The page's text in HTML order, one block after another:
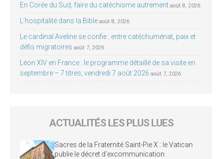
En Corée du Sud, faire du catéchisme autrement août 8, 2026
L’hospitalité dans la Bible août 8, 2026
Le cardinal Aveline se confie : entre catéchuménat, paix et
défis migratoires août 7, 2026
Léon XIV en France : le programme détaillé de sa visite en
septembre – 7 titres, vendredi 7 août 2026 août 7, 2026
ACTUALITÉS LES PLUS LUES
Sacres de la Fraternité Saint-Pie X : le Vatican
publie le décret d’excommunication